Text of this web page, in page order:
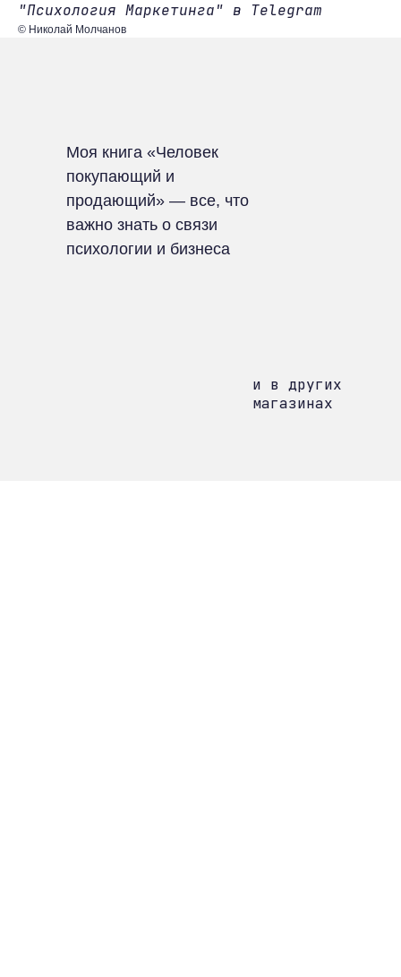
"Психология Маркетинга" в Telegram
© Николай Молчанов
Моя книга «Человек
покупающий и
продающий» — все, что
важно знать о связи
психологии и бизнеса
и в других
магазинах